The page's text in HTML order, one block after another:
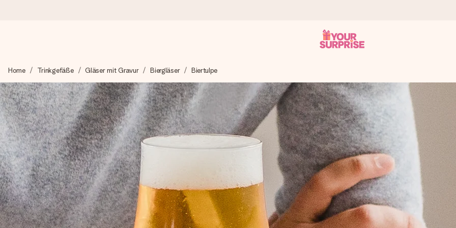
Wir bereiten dein Geschenk sorgfältig vor und schicken es blitzschnell – damit du es genau zum richtigen Zeitpunkt überreichen
4,8 (basierend auf +15.000 Bewertungen)
Unsere Geschenke begeistern. Kunden bewerten uns mit 4,8 bei Google Reviews (Gesamtergebnis aller Länder, in die wir
Mit Liebe gemacht, im Handumdrehen
Erstelle etwas Einzigartiges in wenigen Schritten – mit ihrem Namen, deinem Foto oder einer Nachricht von Herzen. Kein Stress,
Home Trinkgefäße Gläser mit Gravur Biergläser Biertulpe